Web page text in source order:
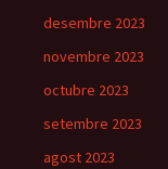
desembre 2023
novembre 2023
octubre 2023
setembre 2023
agost 2023